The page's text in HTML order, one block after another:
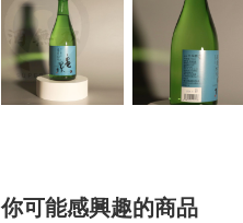
你可能感興趣的商品